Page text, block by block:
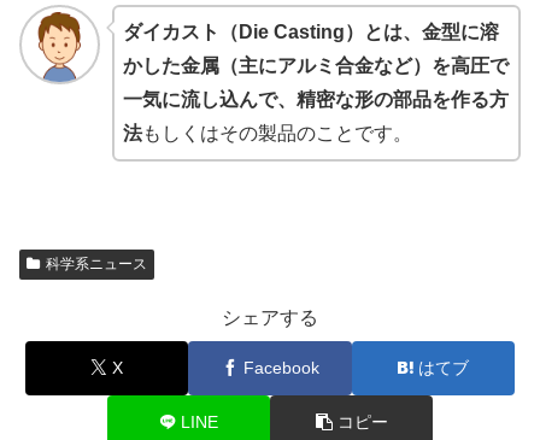
ダイカスト（Die Casting）とは、金型に溶
かした金属（主にアルミ合金など）を高圧で
一気に流し込んで、精密な形の部品を作る方
法もしくはその製品のことです。
科学系ニュース
シェアする
X Facebook はてブ
LINE コピー